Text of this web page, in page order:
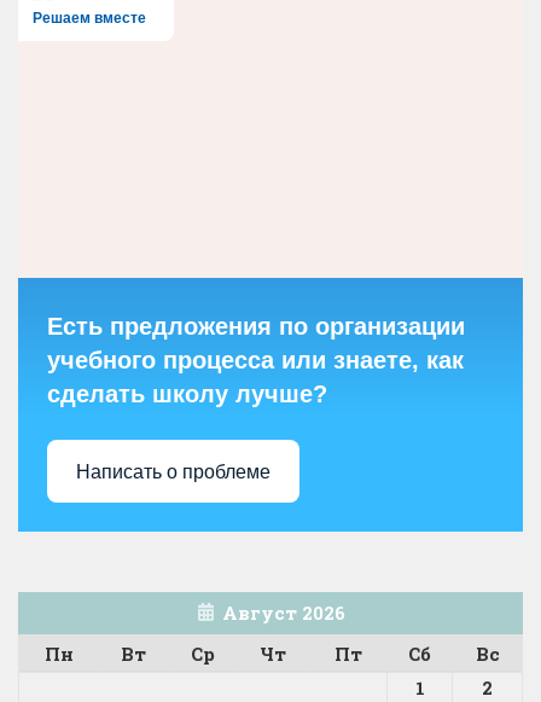
Решаем вместе
Есть предложения по организации
учебного процесса или знаете, как
сделать школу лучше?
Написать о проблеме
Август 2026
Пн
Вт Ср Чт Пт Сб
Вс
1
2